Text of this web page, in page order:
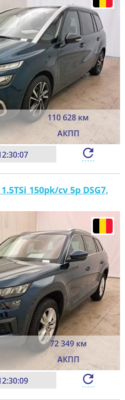
110 628 км
АКПП
150pk/cv 5p DSG7,
72 349 км
АКПП